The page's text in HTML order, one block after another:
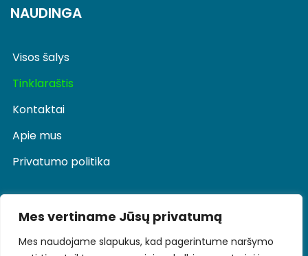
Mes vertiname Jūsų privatumą
Mes naudojame slapukus, kad pagerintume naršymo
NAUDINGA
Visos šalys
Tinklaraštis
Kontaktai
Apie mus
Privatumo politika
Telefonas+370 686 84895
Elektroninis paštaskeliones@tikroskeliones.lt